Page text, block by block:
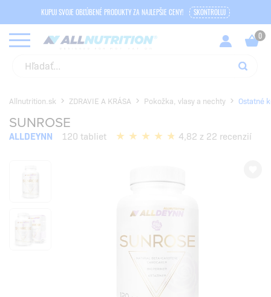
KUPUJ SVOJE OBĽÚBENÉ PRODUKTY ZA NAJLEPŠIE CENY! SKONTROLUJ
Allnutrition.sk ZDRAVIE A KRÁSA Pokožka, vlasy a nechty Ostatné
SUNROSE
ALLDEYNN 120 tabliet 4,82 z 22 recenzií